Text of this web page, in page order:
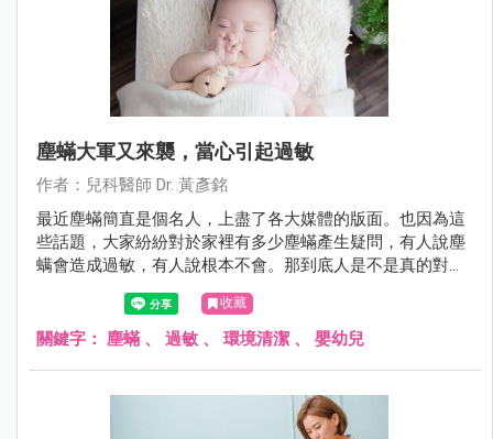
塵蟎大軍又來襲，當心引起過敏
作者：兒科醫師 Dr. 黃彥銘
最近塵蟎簡直是個名人，上盡了各大媒體的版面。也因為這
些話題，大家紛紛對於家裡有多少塵蟎產生疑問，有人說塵
螨會造成過敏，有人說根本不會。那到底人是不是真的對塵
蟎會過敏呢？讓黃醫師在這裡為您解答！
收藏
關鍵字： 塵蟎 、 過敏 、 環境清潔 、 嬰幼兒